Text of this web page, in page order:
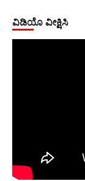
ವಿಡಿಯೊ ವೀಕ್ಷಿಸಿ